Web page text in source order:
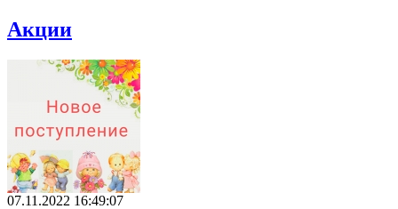
Акции
07.11.2022 16:49:07